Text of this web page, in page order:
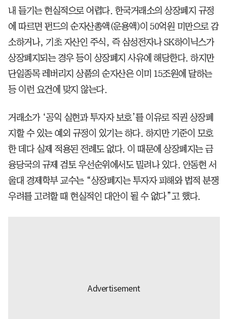
내 들기는 현실적으로 어렵다. 한국거래소의 상장폐지 규정
에 따르면 펀드의 순자산총액(운용액)이 50억원 미만으로 감
소하거나, 기초 자산인 주식, 즉 삼성전자나 SK하이닉스가
상장폐지되는 경우 등이 상장폐지 사유에 해당한다. 하지만
단일종목 레버리지 상품의 순자산은 이미 15조원에 달하는
등 이런 요건에 맞지 않는다.
거래소가 ‘공익 실현과 투자자 보호’를 이유로 직권 상장폐
지할 수 있는 예외 규정이 있기는 하다. 하지만 기준이 모호
한 데다 실제 적용된 전례도 없다. 이 때문에 상장폐지는 금
융당국의 규제 검토 우선순위에서도 밀려나 있다. 안동현 서
울대 경제학부 교수는 “상장폐지는 투자자 피해와 법적 분쟁
우려를 고려할 때 현실적인 대안이 될 수 없다”고 했다.